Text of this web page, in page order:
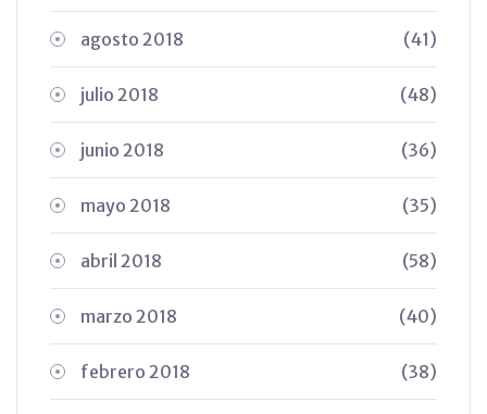
agosto 2018 (41)
julio 2018 (48)
junio 2018 (36)
mayo 2018 (35)
abril 2018 (58)
marzo 2018 (40)
febrero 2018 (38)